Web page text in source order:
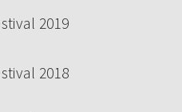
2019
2018